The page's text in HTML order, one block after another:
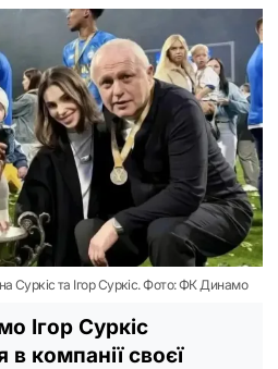
Суркіс та Ігор Суркіс. Фото: ФК Динамо
Ігор Суркіс
компанії своєї